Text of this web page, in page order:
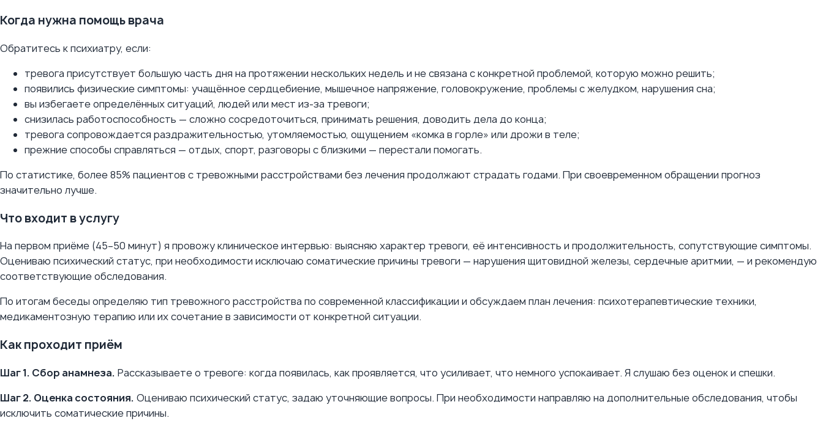
Когда нужна помощь врача
Обратитесь к психиатру, если:
тревога присутствует большую часть дня на протяжении нескольких недель и не связана с конкретной проблемой, которую можно решить;
появились физические симптомы: учащённое сердцебиение, мышечное напряжение, головокружение, проблемы с желудком, нарушения сна;
вы избегаете определённых ситуаций, людей или мест из-за тревоги;
снизилась работоспособность — сложно сосредоточиться, принимать решения, доводить дела до конца;
тревога сопровождается раздражительностью, утомляемостью, ощущением «комка в горле» или дрожи в теле;
прежние способы справляться — отдых, спорт, разговоры с близкими — перестали помогать.
По статистике, более 85% пациентов с тревожными расстройствами без лечения продолжают страдать годами. При своевременном обращении прогноз
значительно лучше.
Что входит в услугу
На первом приёме (45–50 минут) я провожу клиническое интервью: выясняю характер тревоги, её интенсивность и продолжительность, сопутствующие симптомы.
Оцениваю психический статус, при необходимости исключаю соматические причины тревоги — нарушения щитовидной железы, сердечные аритмии, — и рекомендую
соответствующие обследования.
По итогам беседы определяю тип тревожного расстройства по современной классификации и обсуждаем план лечения: психотерапевтические техники,
медикаментозную терапию или их сочетание в зависимости от конкретной ситуации.
Как проходит приём
Шаг 1. Сбор анамнеза. Рассказываете о тревоге: когда появилась, как проявляется, что усиливает, что немного успокаивает. Я слушаю без оценок и спешки.
Шаг 2. Оценка состояния. Оцениваю психический статус, задаю уточняющие вопросы. При необходимости направляю на дополнительные обследования, чтобы
исключить соматические причины.